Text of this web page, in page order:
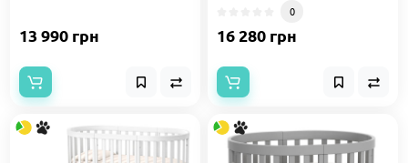
13 990 грн
0
16 280 грн